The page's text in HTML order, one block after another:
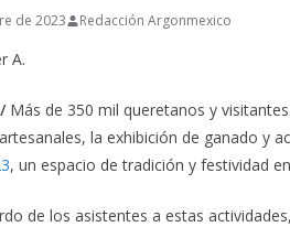
de 2023 Redacción Argonmexico
A.
Más de 350 mil queretanos y
la exhibición de ganado y
, un espacio de tradición y festividad
de los asistentes a estas